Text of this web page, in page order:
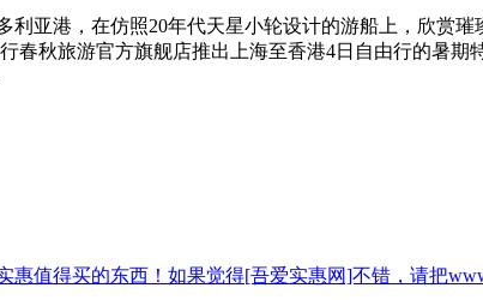
亚港，在仿照20年代天星小轮设计的游船上，欣赏璀
春秋旅游官方旗舰店推出上海至香港4日自由行的暑期
值得买的东西！如果觉得[吾爱实惠网]不错，请把